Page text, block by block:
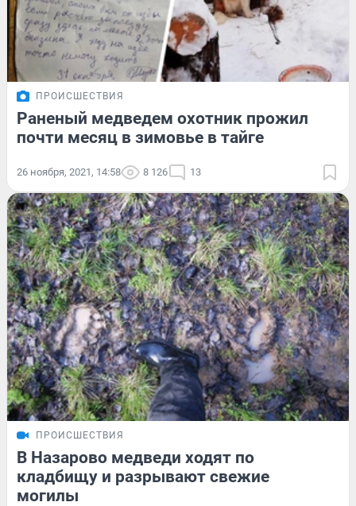
ПРОИСШЕСТВИЯ
Раненый медведем охотник прожил
почти месяц в зимовье в тайге
26 ноября, 2021, 14:58 8 126 13
ПРОИСШЕСТВИЯ
В Назарово медведи ходят по
кладбищу и разрывают свежие
могилы